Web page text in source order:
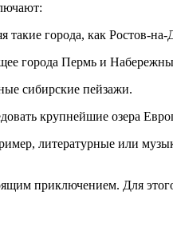
такие города, как Ростов-
города Пермь и
сибирские пейзажи.
крупнейшие озера
литературные или
приключением. Для